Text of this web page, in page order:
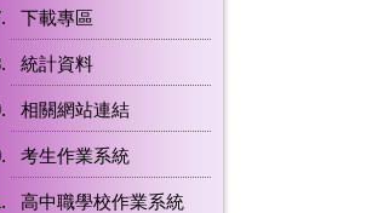
下載專區
統計資料
相關網站連結
考生作業系統
高中職學校作業系統